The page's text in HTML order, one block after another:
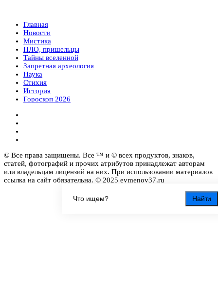
Найти
Главная
Новости
Мистика
НЛО, пришельцы
Тайны вселенной
Запретная археология
Наука
Стихия
История
Гороскоп 2026
© Все права защищены. Все ™ и © всех продуктов, знаков,
статей, фотографий и прочих атрибутов принадлежат авторам
или владельцам лицензий на них. При использовании материалов
ссылка на сайт обязательна. © 2025 evmenov37.ru